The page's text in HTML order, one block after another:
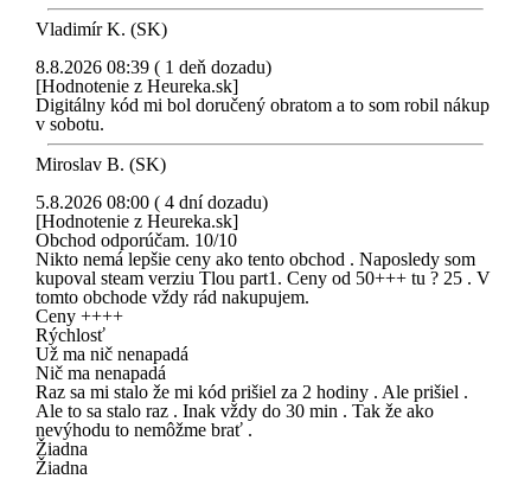
Vladimír K. (SK)
8.8.2026 08:39 ( 1 deň dozadu)
[Hodnotenie z Heureka.sk]
Digitálny kód mi bol doručený obratom a to som robil nákup
v sobotu.
Miroslav B. (SK)
5.8.2026 08:00 ( 4 dní dozadu)
[Hodnotenie z Heureka.sk]
Obchod odporúčam. 10/10
Nikto nemá lepšie ceny ako tento obchod . Naposledy som
kupoval steam verziu Tlou part1. Ceny od 50+++ tu ? 25 . V
tomto obchode vždy rád nakupujem.
Ceny ++++
Rýchlosť
Už ma nič nenapadá
Nič ma nenapadá
Raz sa mi stalo že mi kód prišiel za 2 hodiny . Ale prišiel .
Ale to sa stalo raz . Inak vždy do 30 min . Tak že ako
nevýhodu to nemôžme brať .
Žiadna
Žiadna